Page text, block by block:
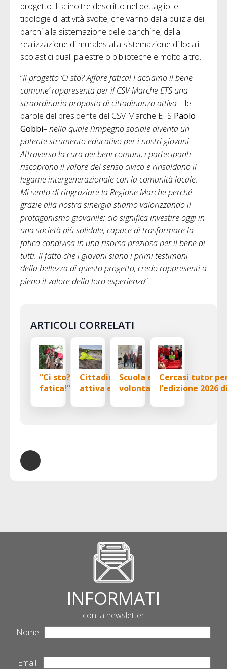
progetto. Ha inoltre descritto nel dettaglio le
tipologie di attività svolte, che vanno dalla pulizia dei
parchi alla sistemazione delle panchine, dalla
realizzazione di murales alla sistemazione di locali
scolastici quali palestre o biblioteche e molto altro.
“Il progetto ‘Ci sto? Affare fatica! Facciamo il bene
comune’ rappresenta per il CSV Marche ETS una
straordinaria proposta di cittadinanza attiva– le
parole del presidente del CSV Marche ETS Paolo
Gobbi–nella quale l’impegno sociale diventa un
potente strumento educativo per i nostri giovani.
Attraverso la cura dei beni comuni, i partecipanti
riscoprono il valore del senso civico e rinsaldano il
legame intergenerazionale con la comunità locale.
Mi sento di ringraziare la Regione Marche perché
grazie alla nostra sinergia stiamo valorizzando il
protagonismo giovanile; ciò significa investire oggi in
una società più solidale, capace di trasformare la
fatica condivisa in una risorsa preziosa per il bene di
tutti. Il fatto che i giovani siano i primi testimoni
della bellezza di questo progetto, credo rappresenti a
pieno il valore della loro esperienza“.
ARTICOLI CORRELATI
“Ci sto? Affare
fatica!” dalla
Cittadinanza
attiva e nuove
Scuola e
volontariato,
Cercasi tutor
l’edizione 2026
INFORMATI
con la newsletter
Nome
Email